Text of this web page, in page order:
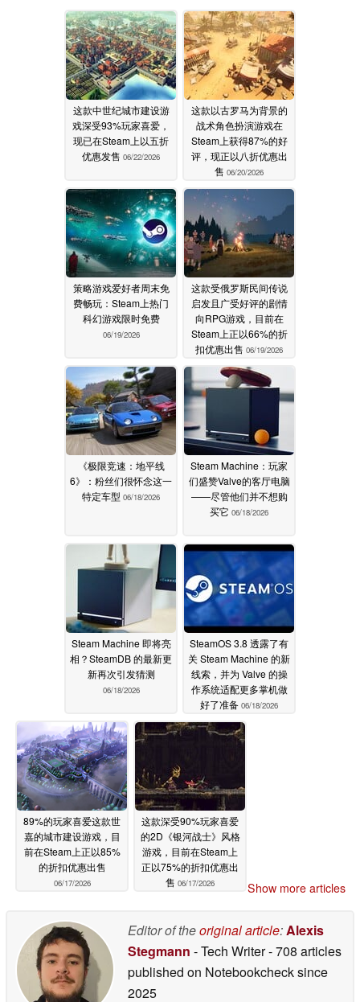
这款中世纪城市建设游
戏深受93%玩家喜爱，
现已在Steam上以五折
优惠发售 06/22/2026
这款以古罗马为背景的
战术角色扮演游戏在
Steam上获得87%的好
评，现正以八折优惠出
售 06/20/2026
策略游戏爱好者周末免
费畅玩：Steam上热门
科幻游戏限时免费
06/19/2026
这款受俄罗斯民间传说
启发且广受好评的剧情
向RPG游戏，目前在
Steam上正以66%的折
扣优惠出售 06/19/2026
《极限竞速：地平线
6》：粉丝们很怀念这一
特定车型 06/18/2026
Steam Machine：玩家
们盛赞Valve的客厅电脑
——尽管他们并不想购
买它 06/18/2026
Steam Machine 即将亮
相？SteamDB 的最新更
新再次引发猜测
06/18/2026
SteamOS 3.8 透露了有
关 Steam Machine 的新
线索，并为 Valve 的操
作系统适配更多掌机做
好了准备 06/18/2026
89%的玩家喜爱这款世
嘉的城市建设游戏，目
前在Steam上正以85%
的折扣优惠出售
06/17/2026
这款深受90%玩家喜爱
的2D《银河战士》风格
游戏，目前在Steam上
正以75%的折扣优惠出
售 06/17/2026 Show more articles
Editor of theoriginal article:Alexis
Stegmann - Tech Writer- 708 articles
published on Notebookchecksince
2025